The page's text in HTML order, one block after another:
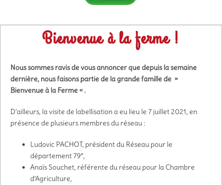
Bienvenue à la ferme !
Nous sommes ravis de vous annoncer que depuis la semaine
dernière, nous faisons partie de la grande famille de »
Bienvenue à la Ferme « .
D’ailleurs, la visite de labellisation a eu lieu le 7 juillet 2021, en
présence de plusieurs membres du réseau :
Ludovic PACHOT, président du Réseau pour le
département 79″,
Anaïs Souchet, référente du réseau pour la Chambre
d’Agriculture,